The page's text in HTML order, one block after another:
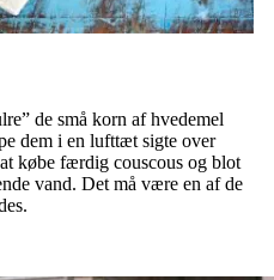
de små korn af hvedemel
dem i en lufttæt sigte over
købe færdig couscous og blot
vand. Det må være en af de